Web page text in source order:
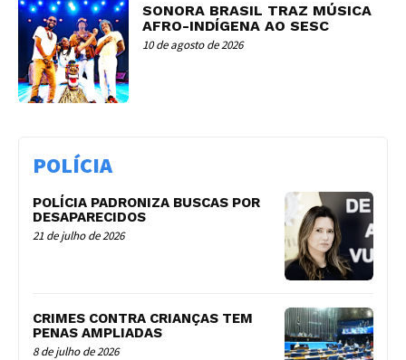
SONORA BRASIL TRAZ MÚSICA
AFRO-INDÍGENA AO SESC
10 de agosto de 2026
POLÍCIA
POLÍCIA PADRONIZA BUSCAS POR
DESAPARECIDOS
21 de julho de 2026
CRIMES CONTRA CRIANÇAS TEM
PENAS AMPLIADAS
8 de julho de 2026